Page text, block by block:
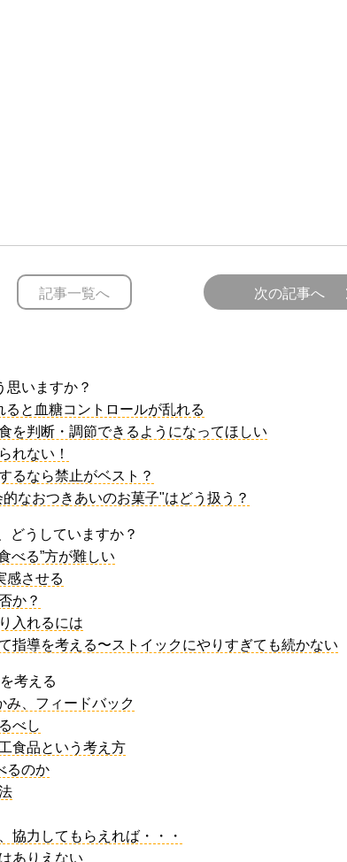
記事一覧へ 次の記事へ
思いますか？
と血糖コントロールが乱れる
を判断・調節できるようになってほしい
れない！
るなら禁止がベスト？
なおつきあいのお菓子"はどう扱う？
どうしていますか？
べる”方が難しい
感させる
か？
入れるには
指導を考える〜ストイックにやりすぎても続かない
考える
み、フィードバック
べし
食品という考え方
るのか
協力してもらえれば・・・
ありえない